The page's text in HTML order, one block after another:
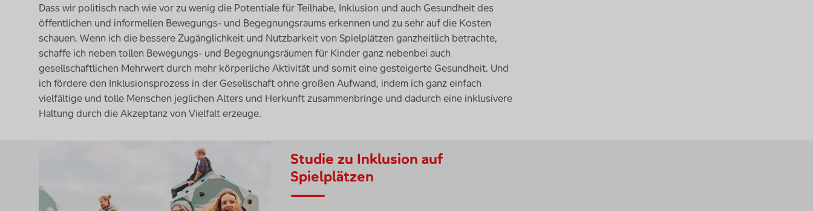
Dass wir politisch nach wie vor zu wenig die Potentiale für Teilhabe, Inklusion und auch Gesundheit des
öffentlichen und informellen Bewegungs- und Begegnungsraums erkennen und zu sehr auf die Kosten
schauen. Wenn ich die bessere Zugänglichkeit und Nutzbarkeit von Spielplätzen ganzheitlich betrachte,
schaffe ich neben tollen Bewegungs- und Begegnungsräumen für Kinder ganz nebenbei auch
gesellschaftlichen Mehrwert durch mehr körperliche Aktivität und somit eine gesteigerte Gesundheit. Und
ich fördere den Inklusionsprozess in der Gesellschaft ohne großen Aufwand, indem ich ganz einfach
vielfältige und tolle Menschen jeglichen Alters und Herkunft zusammenbringe und dadurch eine inklusivere
Haltung durch die Akzeptanz von Vielfalt erzeuge.
Studie zu Inklusion auf
Spielplätzen